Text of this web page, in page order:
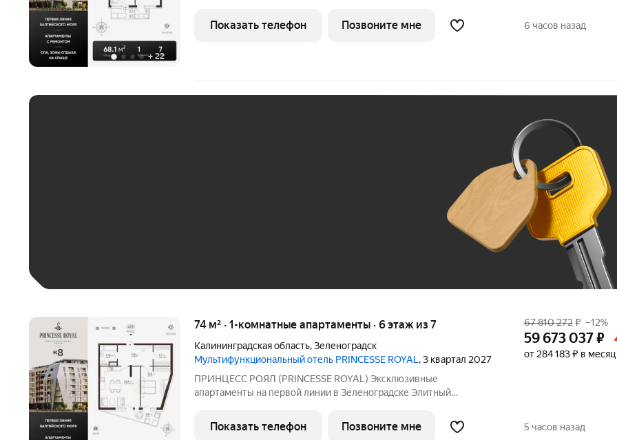
+ 22
в курортном Зеленоградске, прямо на променаде Балтийского
моря. В продаже апартаменты на 5-7
Показать телефон Позвоните мне 6 часов назад
74 м² · 1-комнатные апартаменты · 6 этаж из 7
Калининградская область,Зеленоградск
Мультифункциональный отель PRINCESSE ROYAL , 3 квартал 2027
ПРИНЦЕСС РОЯЛ (PRINCESSE ROYAL) Эксклюзивные
апартаменты на первой линии в Зеленоградске Элитный
в курортном Зеленоградске, прямо на променаде Балтийского
моря. В продаже апартаменты на 5-7
67 810 272₽ –12%
59 673 037₽
от 284 183 ₽ в месяц
Показать телефон Позвоните мне 5 часов назад